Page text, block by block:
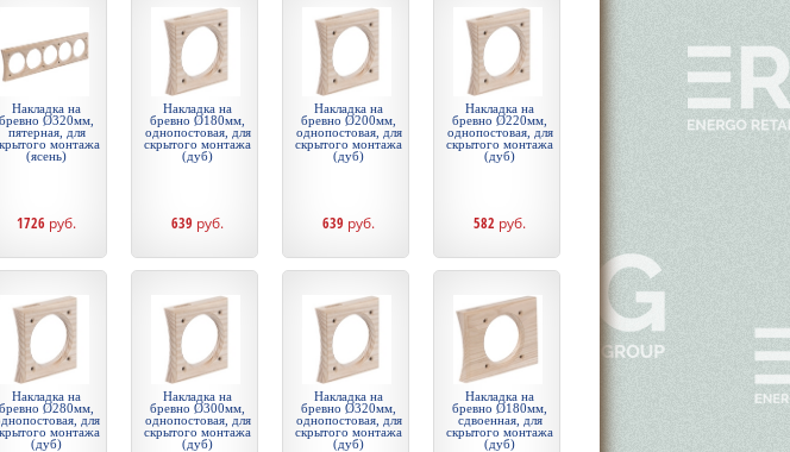
Накладка на
бревно Ø320мм,
пятерная, для
монтажа
(ясень)
1726 руб.
Накладка на
бревно Ø180мм,
однопостовая, для
скрытого монтажа
(дуб)
639 руб.
Накладка на
бревно Ø200мм,
однопостовая, для
скрытого монтажа
(дуб)
639 руб.
Накладка на
бревно Ø220мм,
однопостовая, для
скрытого монтажа
(дуб)
582 руб.
Накладка на
бревно Ø280мм,
для
монтажа
(дуб)
Накладка на
бревно Ø300мм,
однопостовая, для
скрытого монтажа
(дуб)
Накладка на
бревно Ø320мм,
однопостовая, для
скрытого монтажа
(дуб)
Накладка на
бревно Ø180мм,
сдвоенная, для
скрытого монтажа
(дуб)